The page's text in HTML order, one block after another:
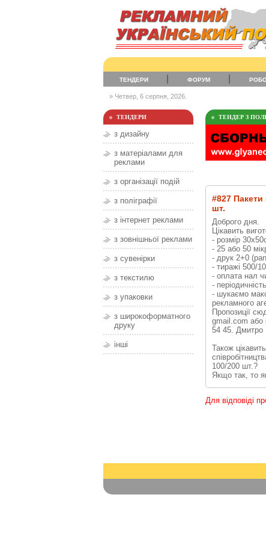
ТЕНДЕРИ ФОРУМ
» Четвер, 6 серпня, 2026.
ТЕНДЕРИ
з дизайну
з матеріалами для
реклами
з організації подій
з поліграфії
з інтернет реклами
з зовнішньої реклами
з сувенірки
з текстилю
з упаковки
з широкоформатного
друку
інші
ТЕНДЕР З
#827 Пакети
шт.
Доброго дня.
Цікавить
- розмір
- 25 або 50
- друк 2+0
- тиражі 500/
- оплата нал
-
- шукаємо
рекламного
Пропозиції
gmail.com або
54 45. Дмитро
Також
100/200 шт.?
Якщо так, то
Для відповіді